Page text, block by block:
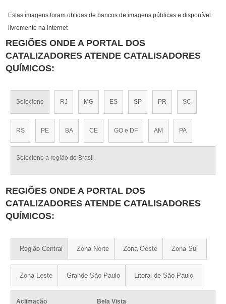
Estas imagens foram obtidas de bancos de imagens públicas e disponível
livremente na internet
REGIÕES ONDE A PORTAL DOS
CATALIZADORES ATENDE CATALISADORES
QUÍMICOS:
Selecione RJ MG ES SP PR SC
RS PE BA CE GO e DF AM PA
Selecione a região do Brasil
REGIÕES ONDE A PORTAL DOS
CATALIZADORES ATENDE CATALISADORES
QUÍMICOS:
Região Central Zona Norte Zona Oeste Zona Sul
Zona Leste Grande São Paulo Litoral de São Paulo
Aclimação
Bela Vista